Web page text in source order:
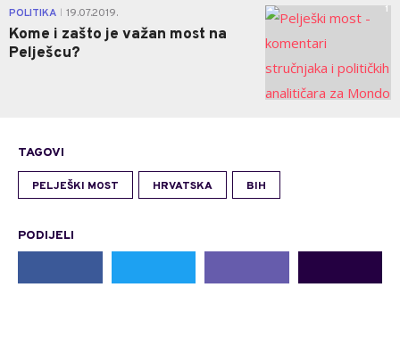
POLITIKA 19.07.2019.
Kome i zašto je važan most na
Pelješcu?
1
TAGOVI
PELJEŠKI MOST HRVATSKA BIH
PODIJELI